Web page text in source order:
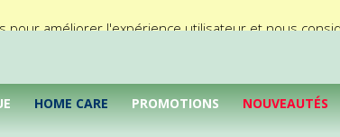
HOME CARE PROMOTIONS NOUVEAUTÉS
pour améliorer l'expérience utilisateur et nous